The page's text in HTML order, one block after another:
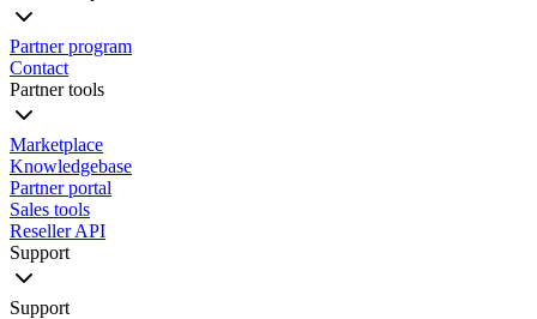
Partner program
Contact
Partner tools
Marketplace
Knowledgebase
Partner portal
Sales tools
Reseller API
Support
Support